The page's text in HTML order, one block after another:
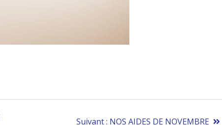
Suivant : Article
NOS AIDES DE NOVEMBRE